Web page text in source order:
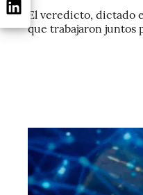
El veredicto, dictado
que trabajaron juntos